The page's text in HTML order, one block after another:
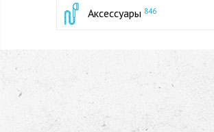
Аксессуары 846